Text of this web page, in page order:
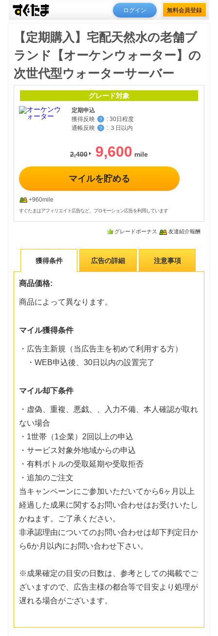
ログイン 無料会員登録
【定期購入】宅配天然水の老舗ブ
ランド【オーケンウォーター】の
次世代型ウォーターサーバー
グレード対象
定期申込
獲得反映
？ : 30日程度
通帳反映
？ : ３日以内
2,400 9,600
マイルを貯める
+960mile
すぐたまはアフィリエイト広告など、プロモーション広告を利用しています
グレードボーナス 友達紹介報酬
獲得条件 広告の詳細 注意事項
商品価格:
商品によって異なります。
マイル獲得条件
・広告主新規（当広告主を初めて利用する方）
・WEB申込後、30日以内の設置完了
マイル却下条件
・虚偽、重複、悪戯、、入力不備、本人確認が取れ
ない場合
・1世帯（1企業）2回以上の申込
・サービス対象外地域からの申込
・有料ボトルの受取延期や受取拒否
・追加のご注文
当キャンペーンにご参加いただいてから6ヶ月以上
経過した成果に関するお問い合わせはお受けいたし
かねます。ご了承ください。
非承認理由についてのお問い合わせは却下判定日か
ら6か月以内にお問い合わせ下さい。
※成果確定の目安の日数は、参考としての掲載でご
ざいますので、広告主様の都合等で目安より処理が
遅れる場合がございます。